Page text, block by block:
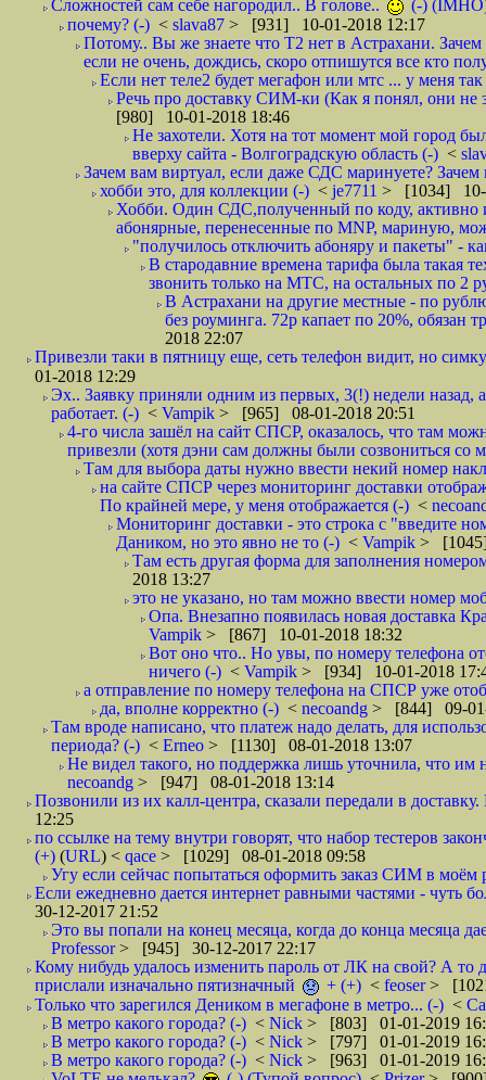
Сложностей сам себе нагородил.. В голове..
(-)
почему? (-) < slava87 > [931] 10-01-2018 12:17
Потому.. Вы же знаете что Т2 нет в Астрахани.
если не очень, дождись, скоро отпишутся все кто
Если нет теле2 будет мегафон или мтс ... у меня
Речь про доставку СИМ-ки (Как я понял, они не
[980] 10-01-2018 18:46
Не захотели. Хотя на тот момент мой город
вверху сайта - Волгоградскую область (-) <
Зачем вам виртуал, если даже СДС маринуете?
хобби это, для коллекции (-) < je7711 > [1034] 10-
Хобби. Один СДС,полученный по коду, активно
абонярные, перенесенные по MNP, мариную,
"получилось отключить абоняру и пакеты" -
В стародавние времена тарифа была такая
звонить только на МТС, на остальных по 2
В Астрахани на другие местные - по
без роуминга. 72р капает по 20%, обязан
2018 22:07
Привезли таки в пятницу еще, сеть телефон видит, но
01-2018 12:29
Эх.. Заявку приняли одним из первых, 3(!) недели назад,
работает. (-) < Vampik > [965] 08-01-2018 20:51
4-го числа зашёл на сайт СПСР, оказалось, что там
привезли (хотя дэни сам должны были созвониться со
Там для выбора даты нужно ввести некий номер
на сайте СПСР через мониторинг доставки
По крайней мере, у меня отображается (-) <
Мониторинг доставки - это строка с "введите
Даником, но это явно не то (-) < Vampik >
Там есть другая форма для заполнения
2018 13:27
это не указано, но там можно ввести номер
Опа. Внезапно появилась новая доставка
Vampik > [867] 10-01-2018 18:32
Вот оно что.. Но увы, по номеру телефона
ничего (-) < Vampik > [934] 10-01-2018
а отправление по номеру телефона на СПСР уже
да, вполне корректно (-) < necoandg > [844] 09-01-
Там вроде написано, что платеж надо делать, для
периода? (-) < Erneo > [1130] 08-01-2018 13:07
Не видел такого, но поддержка лишь уточнила, что
necoandg > [947] 08-01-2018 13:14
Позвонили из их калл-центра, сказали передали в
12:25
по ссылке на тему внутри говорят, что набор тестеров
(+) (URL) < qace > [1029] 08-01-2018 09:58
Угу если сейчас попытаться оформить заказ СИМ в моём
Если ежедневно дается интернет равными частями - чуть
30-12-2017 21:52
Это вы попали на конец месяца, когда до конца месяца
Professor> [945] 30-12-2017 22:17
Кому нибудь удалось изменить пароль от ЛК на свой? А то
прислали изначально пятизначный
+ (+) < feoser>
Только что зарегился Деником в мегафоне в метро... (-) <
В метро какого города? (-) < Nick > [803] 01-01-2019
В метро какого города? (-) < Nick > [797] 01-01-2019
В метро какого города? (-) < Nick > [963] 01-01-2019